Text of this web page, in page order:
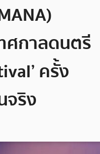
ศกาลดนตรี
ครั้ง
จริง